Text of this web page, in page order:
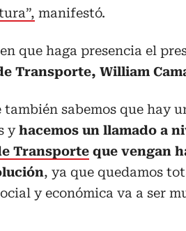
manifestó.
que haga presencia el
Transporte, William
sabemos que hay
yhacemos un llamado a
Transporte que vengan
, ya que quedamos
y económica va a ser